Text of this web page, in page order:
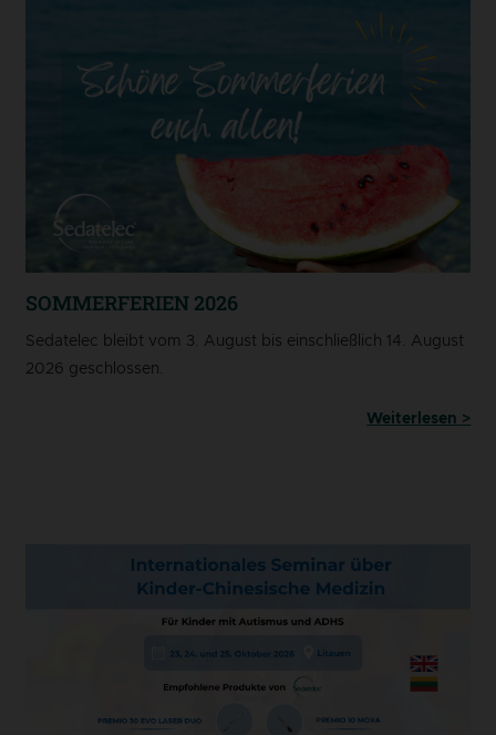
SOMMERFERIEN 2026
Sedatelec bleibt vom 3. August bis einschließlich 14. August
2026 geschlossen.
Weiterlesen >